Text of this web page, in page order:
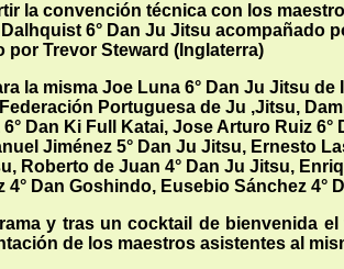
la convención técnica con los
6° Dan Ju Jitsu acompañado
Trevor Steward (Inglaterra)
la misma Joe Luna 6° Dan Ju Jitsu
Portuguesa de Ju ,Jitsu,
Dan Ki Full Katai, Jose Arturo Ruiz
Jiménez 5° Dan Ju Jitsu, Ernesto
Roberto de Juan 4° Dan Ju Jitsu,
4° Dan Goshindo, Eusebio Sánchez 4°
y tras un cocktail de bienvenida
de los maestros asistentes al